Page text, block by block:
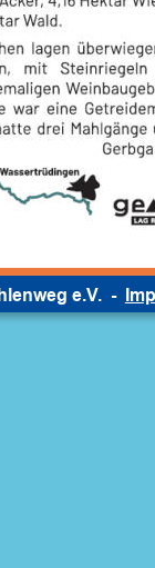
e.V.  -